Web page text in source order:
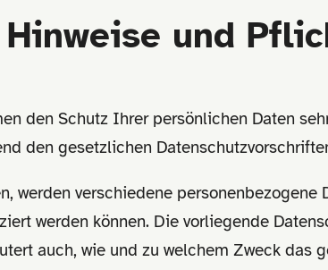
und
den Schutz Ihrer persönlichen Daten
den gesetzlichen
werden verschiedene
werden können. Die vorliegende
auch, wie und zu welchem Zweck das